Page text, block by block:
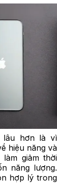
lâu hơn là vì
hiệu năng và
giảm thời
năng lượng.
hợp lý trong